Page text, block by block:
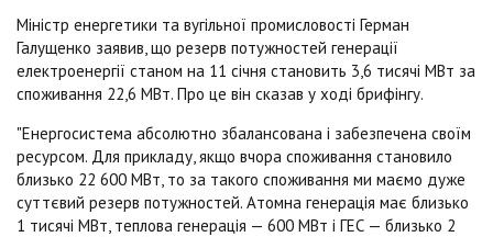
Міністр енергетики та вугільної промисловості Герман
Галущенко заявив, що резерв потужностей генерації
електроенергії станом на 11 січня становить 3,6 тисячі МВт за
споживання 22,6 МВт. Про це він сказав у ході брифінгу.
"Енергосистема абсолютно збалансована і забезпечена своїм
ресурсом. Для прикладу, якщо вчора споживання становило
близько 22 600 МВт, то за такого споживання ми маємо дуже
суттєвий резерв потужностей. Атомна генерація має близько
1 тисячі МВт, теплова генерація — 600 МВт і ГЕС — близько 2